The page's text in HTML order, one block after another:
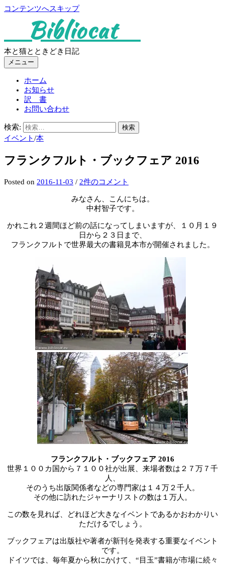
コンテンツへスキップ
Bibliocat
本と猫とときどき日記
メニュー
ホーム
お知らせ
訳 書
お問い合わせ
検索:
イベント/本
フランクフルト・ブックフェア 2016
Posted on 2016-11-03 / 2件のコメント
みなさん、こんにちは。
中村智子です。
かれこれ２週間ほど前の話になってしまいますが、１０月１９
日から２３日まで、
フランクフルトで世界最大の書籍見本市が開催されました。
フランクフルト・ブックフェア 2016
世界１００カ国から７１００社が出展、来場者数は２７万７千
人、
そのうち出版関係者などの専門家は１４万２千人。
その他に訪れたジャーナリストの数は１万人。
この数を見れば、どれほど大きなイベントであるかおわかりい
ただけるでしょう。
ブックフェアは出版社や著者が新刊を発表する重要なイベント
です。
ドイツでは、毎年夏から秋にかけて、“目玉”書籍が市場に続々